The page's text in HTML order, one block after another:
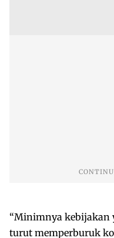
“Minimnya kebijakan
turut memperburuk